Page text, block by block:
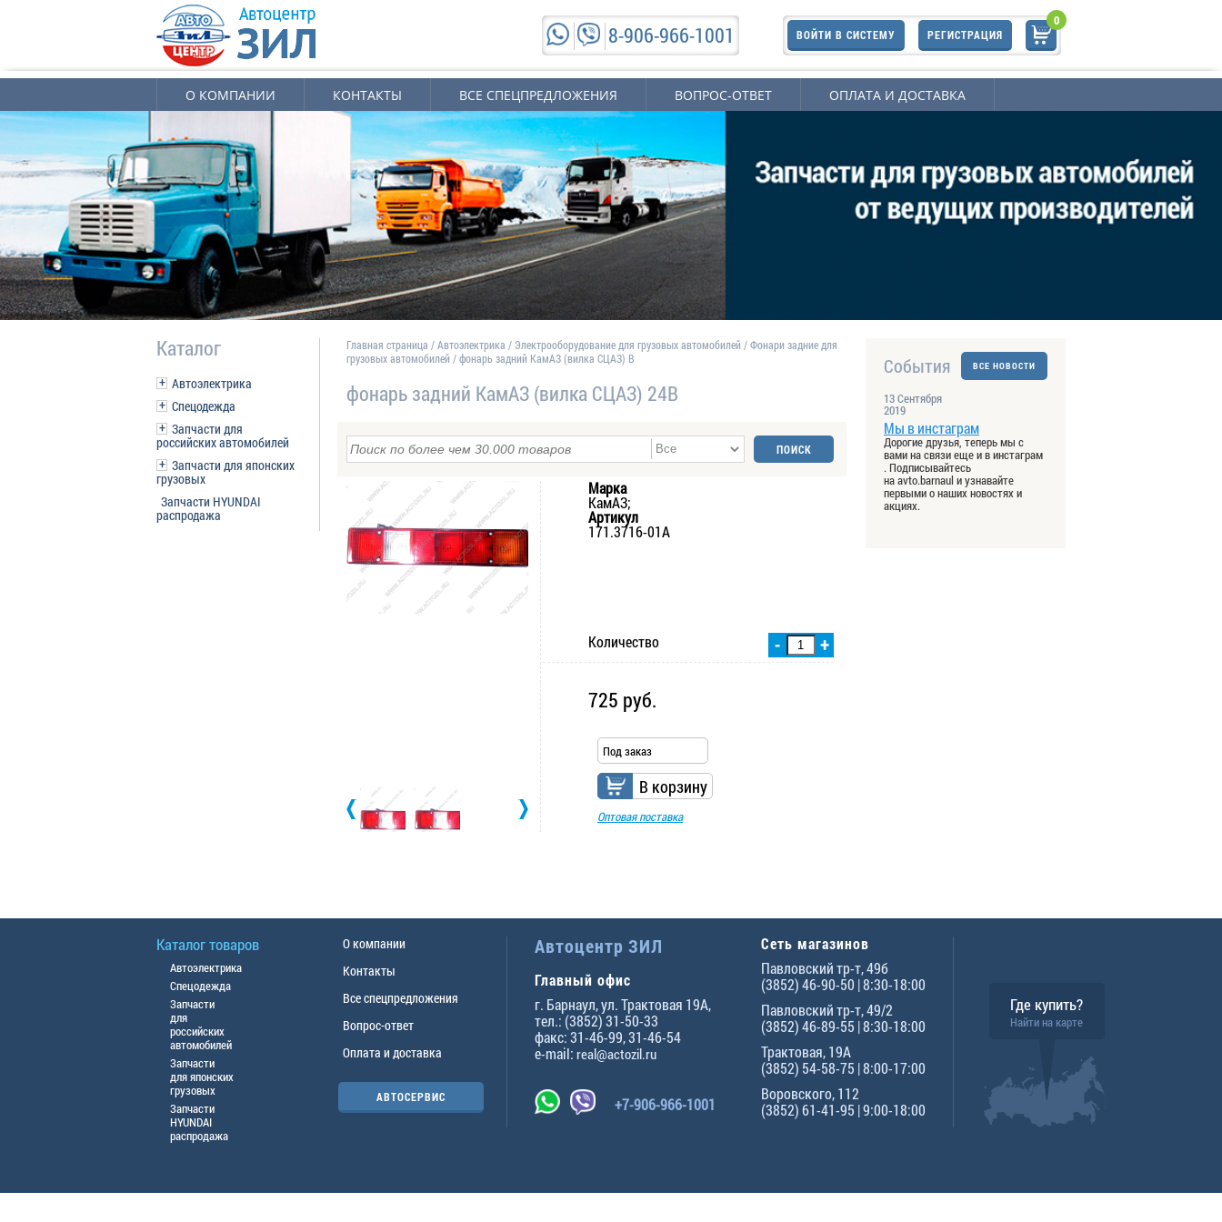
8-906-966-1001
0
ВОЙТИ В СИСТЕМУ РЕГИСТРАЦИЯ
О КОМПАНИИ КОНТАКТЫ ВСЕ СПЕЦПРЕДЛОЖЕНИЯ ВОПРОС-ОТВЕТ ОПЛАТА И ДОСТАВКА
Каталог
Автоэлектрика
Спецодежда
Запчасти для
российских автомобилей
Запчасти для японских
грузовых
Запчасти HYUNDAI
распродажа
ВСЕ НОВОСТИ
События
13 Сентября
2019
Мы в инстаграм
Дорогие друзья, теперь мы с
вами на связи еще и в инстаграм
. Подписывайтесь
на avto.barnaul и узнавайте
первыми о наших новостях и
акциях.
Главная страница /Автоэлектрика /Электрооборудование для грузовых автомобилей /Фонари задние для
грузовых автомобилей /фонарь задний КамАЗ (вилка СЦАЗ) В
фонарь задний КамАЗ (вилка СЦАЗ) 24В
Марка
КамАЗ;
Артикул
171.3716-01А
+
-
Количество
725 руб.
Под заказ
В корзину
Оптовая поставка
Каталог товаров
Автоэлектрика
Спецодежда
Запчасти
для
российских
автомобилей
Запчасти
для японских
грузовых
Запчасти
HYUNDAI
распродажа
О компании
Контакты
Все спецпредложения
Вопрос-ответ
Оплата и доставка
АВТОСЕРВИС
Автоцентр ЗИЛ
Главный офис
г. Барнаул,ул. Трактовая 19А,
тел.: (3852) 31-50-33
факс:31-46-99,31-46-54
e-mail: real@actozil.ru
+7-906-966-1001
Сеть магазинов
Павловский тр-т, 49б
(3852) 46-90-50 | 8:30-18:00
Павловский тр-т, 49/2
(3852) 46-89-55 | 8:30-18:00
Трактовая, 19А
(3852) 54-58-75 | 8:00-17:00
Воровского, 112
(3852) 61-41-95 | 9:00-18:00
Где купить?
Найти на карте